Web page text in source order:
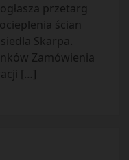
przetarg
ścian
Skarpa.
Zamówienia
[…]